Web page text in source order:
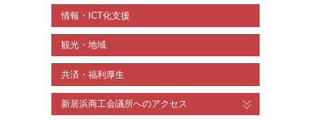
情報・ICT化支援
観光・地域
共済・福利厚生
新居浜商工会議所へのアクセス